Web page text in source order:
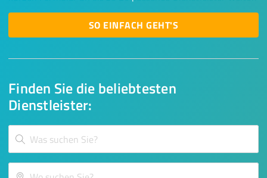
Finden Sie die beliebtesten
Dienstleister:
SO EINFACH GEHT'S